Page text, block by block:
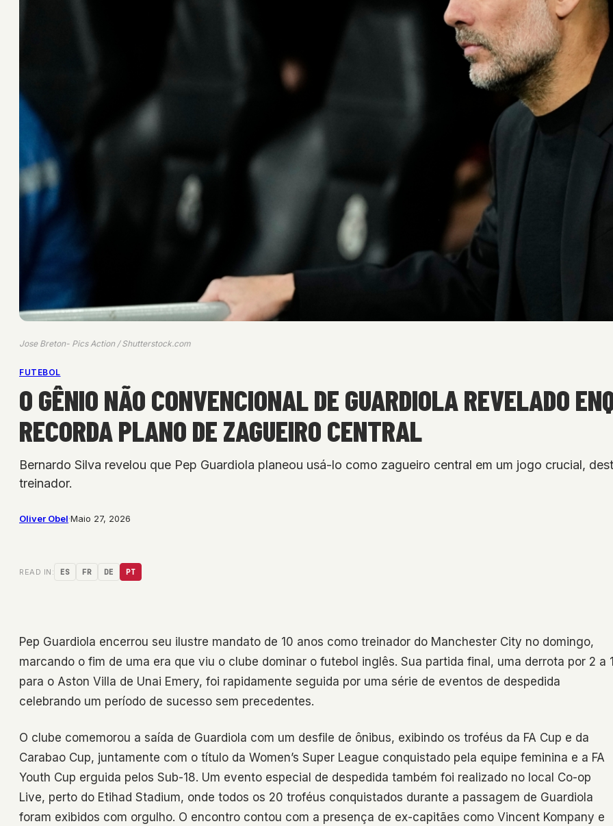
Jose Breton- Pics Action / Shutterstock.com
FUTEBOL
O GÊNIO NÃO CONVENCIONAL DE GUARDIOLA REVELADO
RECORDA PLANO DE ZAGUEIRO CENTRAL
Bernardo Silva revelou que Pep Guardiola planeou usá-lo como zagueiro central em um jogo crucial,
treinador.
Oliver Obel·Maio 27, 2026
READ IN: ES FR DE PT
Pep Guardiola encerrou seu ilustre mandato de 10 anos como treinador do Manchester City no domingo,
marcando o fim de uma era que viu o clube dominar o futebol inglês. Sua partida final, uma derrota por 2 a
para o Aston Villa de Unai Emery, foi rapidamente seguida por uma série de eventos de despedida
celebrando um período de sucesso sem precedentes.
O clube comemorou a saída de Guardiola com um desfile de ônibus, exibindo os troféus da FA Cup e da
Carabao Cup, juntamente com o título da Women’s Super League conquistado pela equipe feminina e a FA
Youth Cup erguida pelos Sub-18. Um evento especial de despedida também foi realizado no local Co-op
Live, perto do Etihad Stadium, onde todos os 20 troféus conquistados durante a passagem de Guardiola
foram exibidos com orgulho. O encontro contou com a presença de ex-capitães como Vincent Kompany e